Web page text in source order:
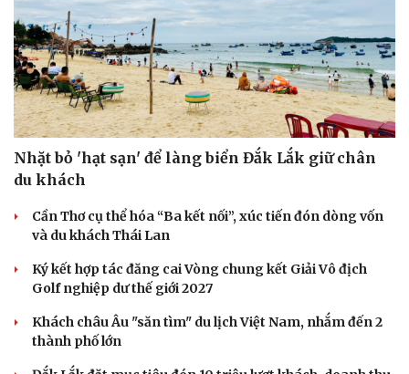
Nhặt bỏ 'hạt sạn' để làng biển Đắk Lắk giữ chân
du khách
Cần Thơ cụ thể hóa “Ba kết nối”, xúc tiến đón dòng vốn
và du khách Thái Lan
Ký kết hợp tác đăng cai Vòng chung kết Giải Vô địch
Golf nghiệp dư thế giới 2027
Khách châu Âu "săn tìm" du lịch Việt Nam, nhắm đến 2
thành phố lớn